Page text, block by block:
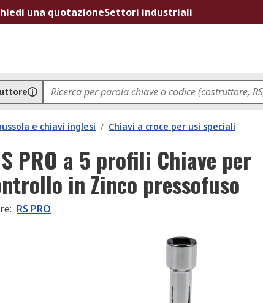
una quotazioneSettori industriali
e chiavi inglesi / Chiavi a croce per usi speciali
PRO a 5 profili Chiave per
in Zinco pressofuso
: RS PRO